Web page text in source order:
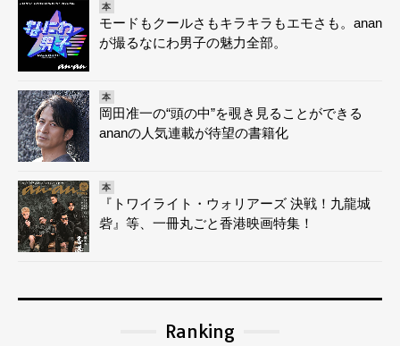
本
モードもクールさもキラキラもエモさも。anan
が撮るなにわ男子の魅力全部。
本
岡田准一の“頭の中”を覗き見ることができる
ananの人気連載が待望の書籍化
本
『トワイライト・ウォリアーズ 決戦！九龍城
砦』等、一冊丸ごと香港映画特集！
Ranking